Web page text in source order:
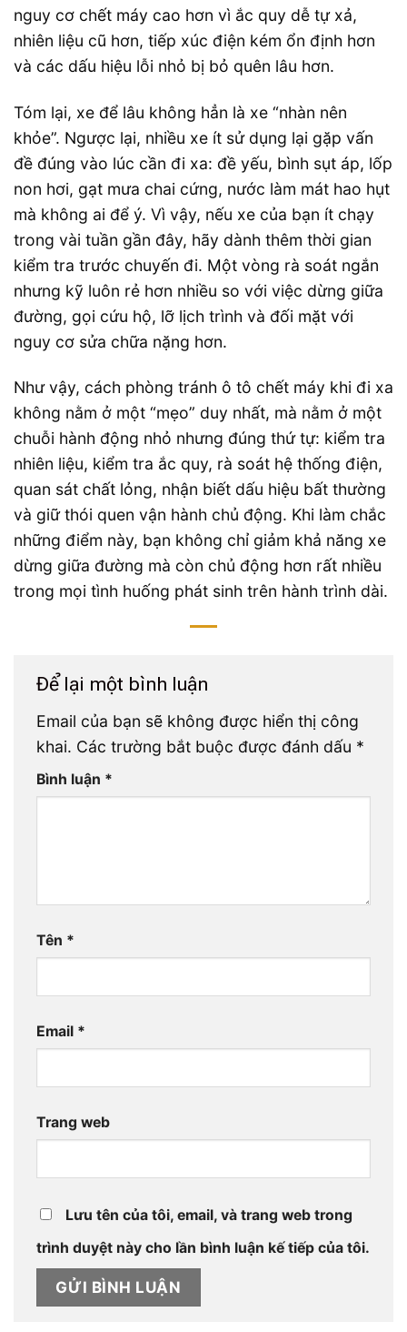
nguy cơ chết máy cao hơn vì ắc quy dễ tự xả,
nhiên liệu cũ hơn, tiếp xúc điện kém ổn định hơn
và các dấu hiệu lỗi nhỏ bị bỏ quên lâu hơn.
Tóm lại, xe để lâu không hẳn là xe “nhàn nên
khỏe”. Ngược lại, nhiều xe ít sử dụng lại gặp vấn
đề đúng vào lúc cần đi xa: đề yếu, bình sụt áp, lốp
non hơi, gạt mưa chai cứng, nước làm mát hao hụt
mà không ai để ý. Vì vậy, nếu xe của bạn ít chạy
trong vài tuần gần đây, hãy dành thêm thời gian
kiểm tra trước chuyến đi. Một vòng rà soát ngắn
nhưng kỹ luôn rẻ hơn nhiều so với việc dừng giữa
đường, gọi cứu hộ, lỡ lịch trình và đối mặt với
nguy cơ sửa chữa nặng hơn.
Như vậy, cách phòng tránh ô tô chết máy khi đi xa
không nằm ở một “mẹo” duy nhất, mà nằm ở một
chuỗi hành động nhỏ nhưng đúng thứ tự: kiểm tra
nhiên liệu, kiểm tra ắc quy, rà soát hệ thống điện,
quan sát chất lỏng, nhận biết dấu hiệu bất thường
và giữ thói quen vận hành chủ động. Khi làm chắc
những điểm này, bạn không chỉ giảm khả năng xe
dừng giữa đường mà còn chủ động hơn rất nhiều
trong mọi tình huống phát sinh trên hành trình dài.
Để lại một bình luận
Email của bạn sẽ không được hiển thị công
khai. Các trường bắt buộc được đánh dấu *
Bình luận *
Tên *
Email *
Trang web
Lưu tên của tôi, email, và trang web trong
trình duyệt này cho lần bình luận kế tiếp của tôi.